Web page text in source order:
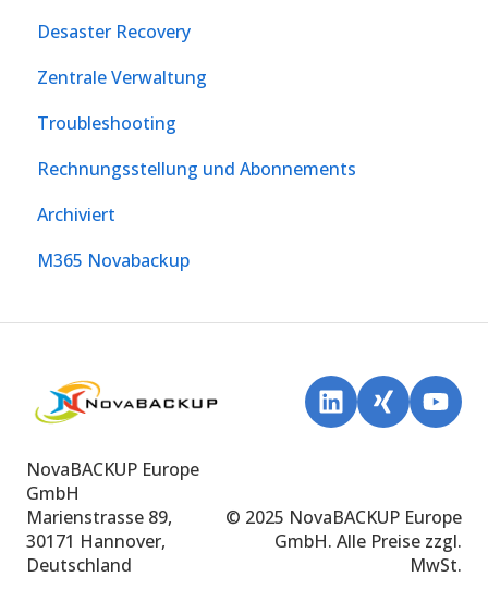
Desaster Recovery
Zentrale Verwaltung
Troubleshooting
Rechnungsstellung und Abonnements
Archiviert
M365 Novabackup
NovaBACKUP Europe
GmbH
Marienstrasse 89,
30171 Hannover,
Deutschland
© 2025 NovaBACKUP Europe
GmbH. Alle Preise zzgl.
MwSt.